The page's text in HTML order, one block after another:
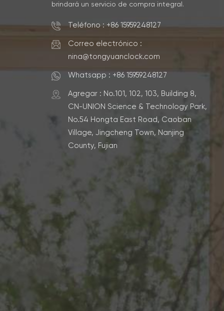
dos
en
en
en
brindará un servicio de compra integral.
Teléfono : +86 15959248127
Correo electrónico :
nina@tongyuanclock.com
Whatsapp : +86 15959248127
Agregar : No.101, 102, 103, Building 8,
CN-UNION Science & Technology Park,
No.54 Hongta East Road, Caoban
Village, Jingcheng Town, Nanjing
County, Fujian